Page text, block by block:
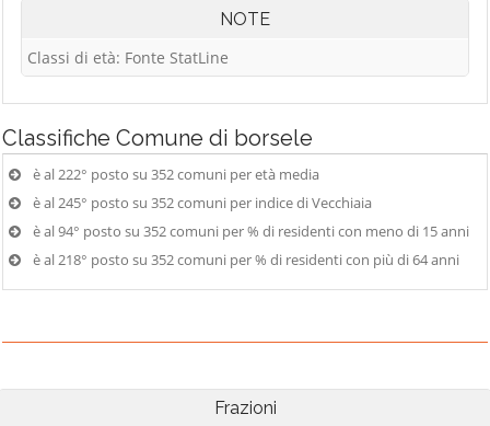
NOTE
Classi di età: Fonte StatLine
Classifiche Comune di borsele
è al 222° posto su 352 comuni per età media
è al 245° posto su 352 comuni per indice di Vecchiaia
è al 94° posto su 352 comuni per % di residenti con meno di 15 anni
è al 218° posto su 352 comuni per % di residenti con più di 64 anni
Frazioni